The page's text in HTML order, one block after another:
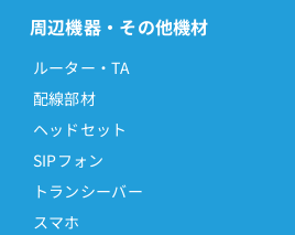
周辺機器・その他機材
ルーター・TA
配線部材
ヘッドセット
SIPフォン
トランシーバー
スマホ